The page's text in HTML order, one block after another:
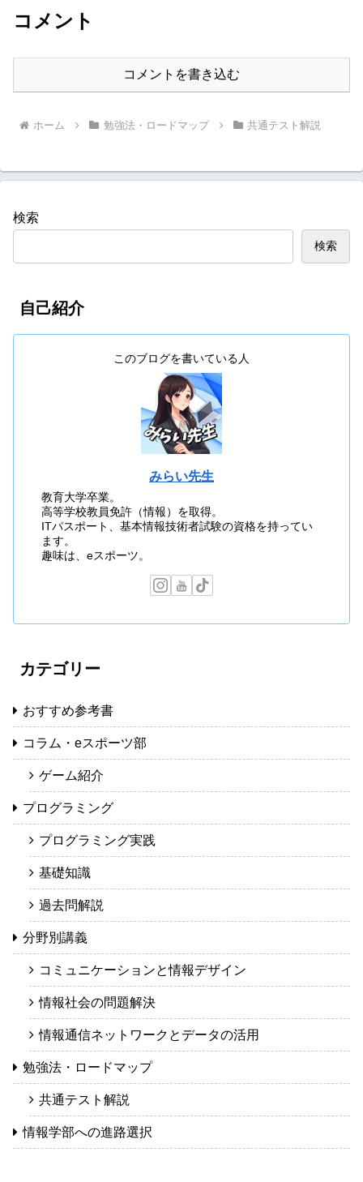
コメント
コメントを書き込む
ホーム 勉強法・ロードマップ 共通テスト解説
検索
検索
自己紹介
このブログを書いている人
みらい先生
教育大学卒業。
高等学校教員免許（情報）を取得。
ITパスポート、基本情報技術者試験の資格を持ってい
ます。
趣味は、eスポーツ。
カテゴリー
おすすめ参考書
コラム・eスポーツ部
ゲーム紹介
プログラミング
プログラミング実践
基礎知識
過去問解説
分野別講義
コミュニケーションと情報デザイン
情報社会の問題解決
情報通信ネットワークとデータの活用
勉強法・ロードマップ
共通テスト解説
情報学部への進路選択